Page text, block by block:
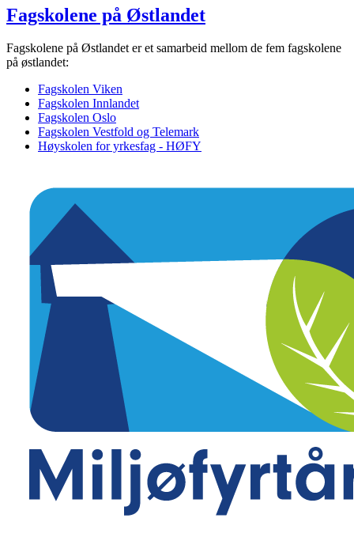
Fagskolene på Østlandet
Fagskolene på Østlandet er et samarbeid mellom de fem fagskolene
på østlandet:
Fagskolen Viken
Fagskolen Innlandet
Fagskolen Oslo
Fagskolen Vestfold og Telemark
Høyskolen for yrkesfag - HØFY